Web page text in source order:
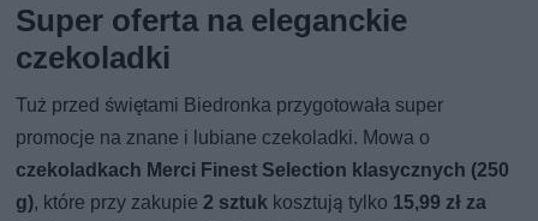
Super oferta na eleganckie
czekoladki
Tuż przed świętami Biedronka przygotowała super
promocje na znane i lubiane czekoladki. Mowa o
czekoladkach Merci Finest Selection klasycznych (250
g), które przy zakupie2 sztuk kosztują tylko 15,99 zł za